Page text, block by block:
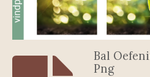
Bal
Png